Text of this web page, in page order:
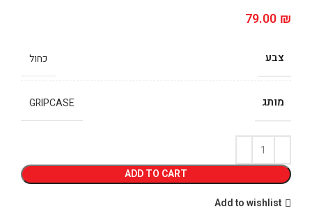
79.00 ₪
צבע כחול
מותג GRIPCASE
ADD TO CART
Add to wishlist